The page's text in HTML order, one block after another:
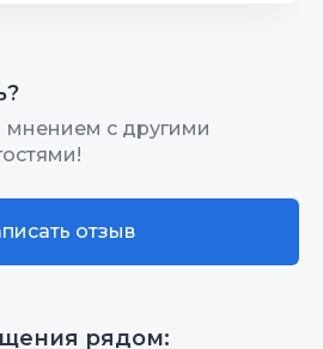
посуды для каждой
и Борис, огромное
отдых! Ждём-не дождёмся
мнением с другими
отзыв
рядом: